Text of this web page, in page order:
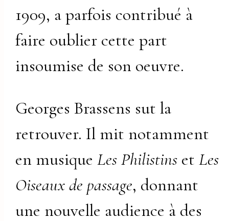
1909, a parfois contribué à
faire oublier cette part
insoumise de son oeuvre.
Georges Brassens sut la
retrouver. Il mit notamment
en musiqueLes Philistins etLes
Oiseaux de passage, donnant
une nouvelle audience à des